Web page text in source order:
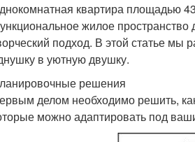
квартира площадью
жилое пространство
подход. В этой статье мы
в уютную двушку.
решения
делом необходимо решить,
можно адаптировать под